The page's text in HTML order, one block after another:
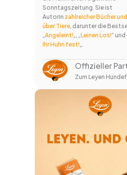
Sonntagszeitung. Sie ist
Autorin zahlreicher Bücher
über Tiere , darunter die
Angeleint! Leinen Los!“ und „
Ihr Huhn fest!
Offizieller
Zum Leyen